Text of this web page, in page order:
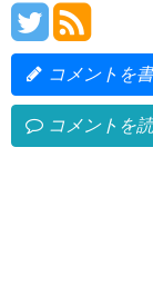
コメントを
コメントを